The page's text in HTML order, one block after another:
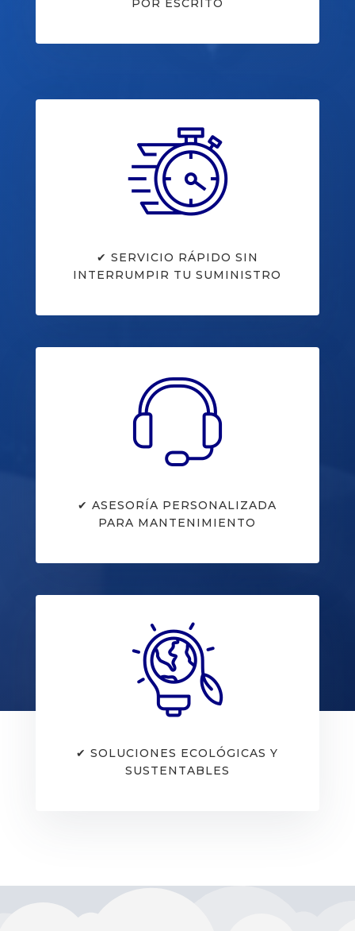
POR ESCRITO
✔ SERVICIO RÁPIDO SIN
INTERRUMPIR TU SUMINISTRO
✔ ASESORÍA PERSONALIZADA
PARA MANTENIMIENTO
✔ SOLUCIONES ECOLÓGICAS Y
SUSTENTABLES